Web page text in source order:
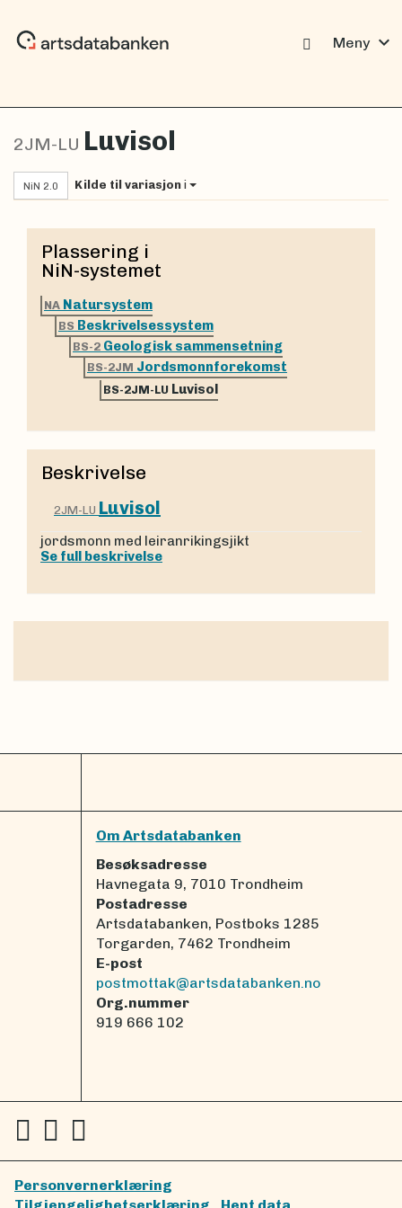
Meny expand_more
2JM-LU Luvisol
NiN 2.0 Kilde til variasjon i
Plassering i
NiN-systemet
NA Natursystem
BS Beskrivelsessystem
BS-2 Geologisk sammensetning
BS-2JM Jordsmonnforekomst
BS-2JM-LU Luvisol
Beskrivelse
2JM-LU Luvisol
jordsmonn med leiranrikingsjikt
Se full beskrivelse
Om Artsdatabanken
Besøksadresse
Havnegata 9, 7010 Trondheim
Postadresse
Artsdatabanken, Postboks 1285
Torgarden, 7462 Trondheim
E-post
postmottak@artsdatabanken.no
Org.nummer
919 666 102
Personvernerklæring